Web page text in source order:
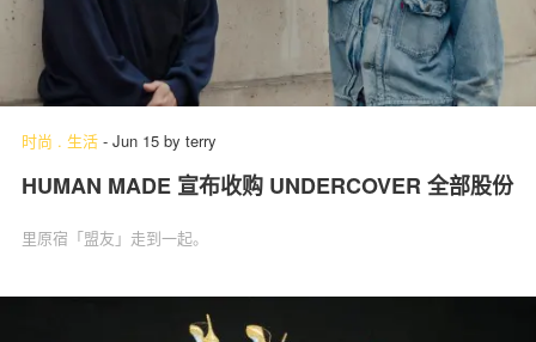
时尚 . 生活 - Jun 15 by terry
HUMAN MADE 宣布收购 UNDERCOVER 全部股份
里原宿「盟友」走到一起。